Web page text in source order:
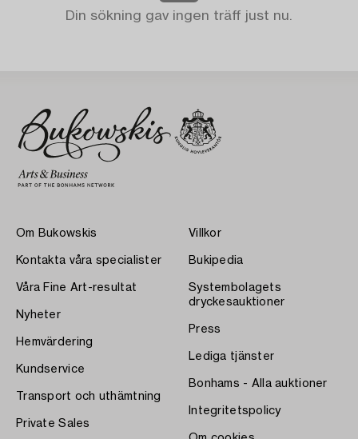
Din sökning gav ingen träff just nu.
Om Bukowskis
Kontakta våra specialister
Våra Fine Art-resultat
Nyheter
Hemvärdering
Kundservice
Transport och uthämtning
Private Sales
Villkor
Bukipedia
Systembolagets
dryckesauktioner
Press
Lediga tjänster
Bonhams - Alla auktioner
Integritetspolicy